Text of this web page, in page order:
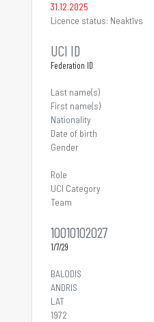
31.12.2025
Licence status: Neaktīvs
UCI ID
Federation ID
Last name(s)
First name(s)
Nationality
Date of birth
Gender
Role
UCI Category
Team
10010102027
1/7/29
BALODIS
ANDRIS
LAT
1972